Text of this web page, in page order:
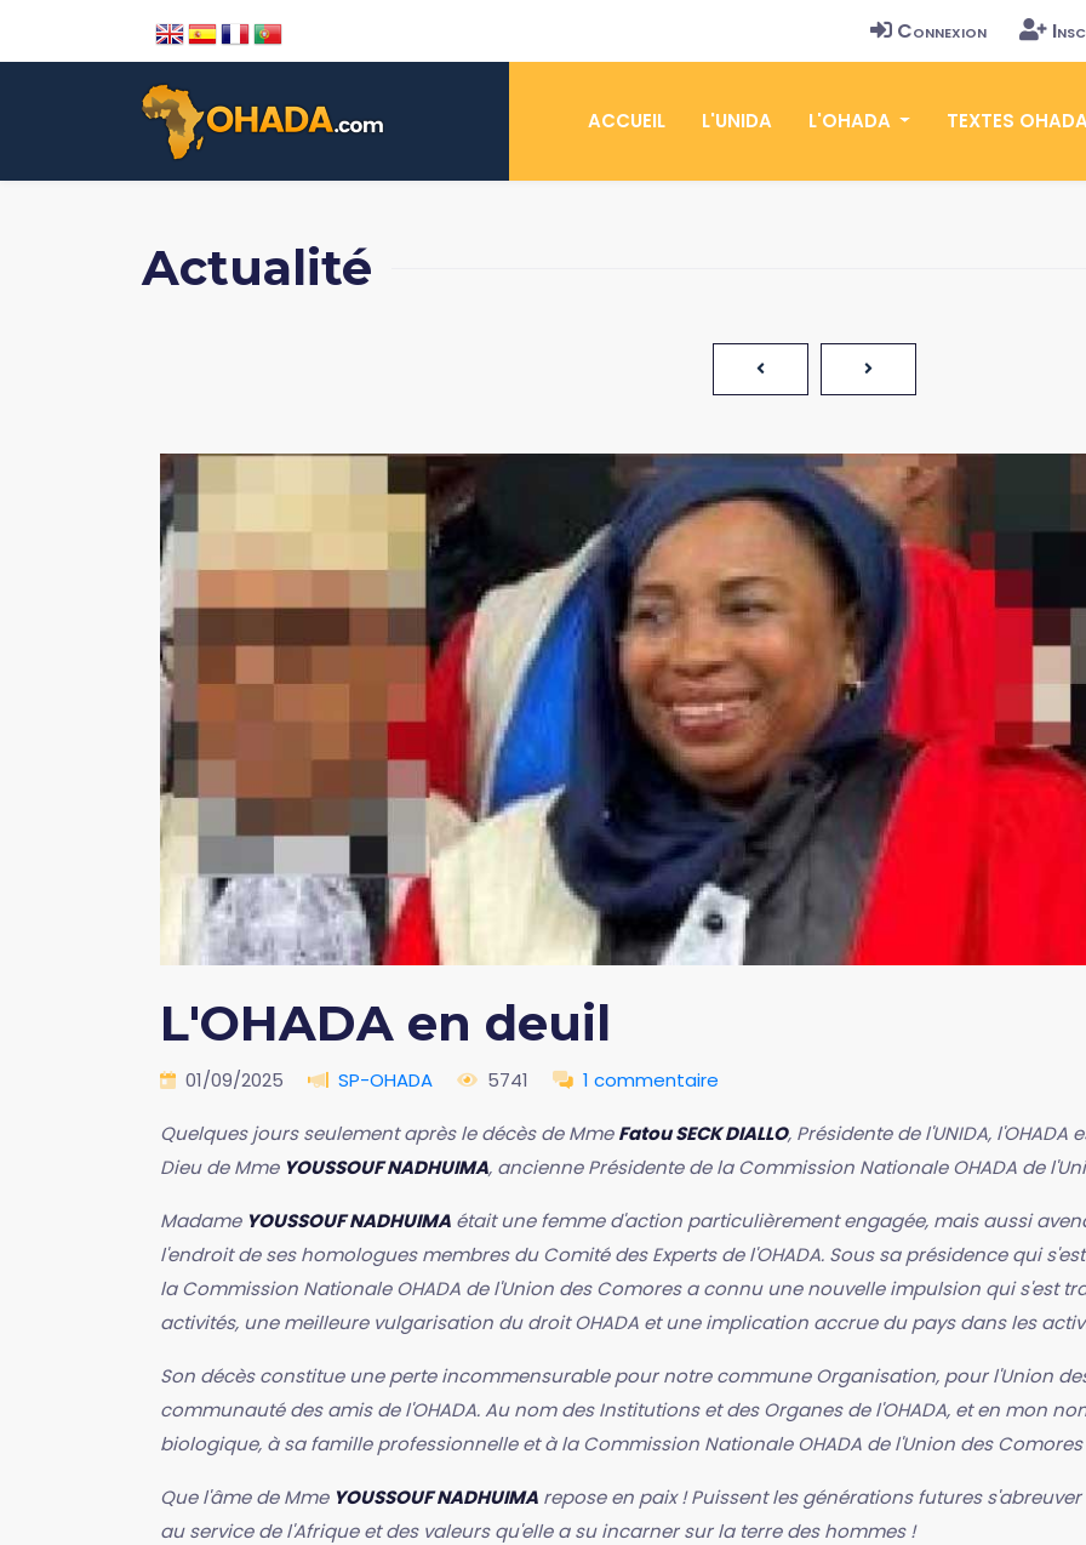
Connexion
ACCUEIL L'UNIDA L'OHADA TEXTES
Actualité
L'OHADA en deuil
01/09/2025 SP-OHADA 5741 1 commentaire
Quelques jours seulement après le décès de MmeFatou SECK DIALLO, Présidente de l'UNIDA,
Dieu de Mme YOUSSOUF NADHUIMA, ancienne Présidente de la Commission Nationale OHADA de
Madame YOUSSOUF NADHUIMA était une femme d'action particulièrement engagée, mais aussi
l'endroit de ses homologues membres du Comité des Experts de l'OHADA. Sous sa présidence qui
la Commission Nationale OHADA de l'Union des Comores a connu une nouvelle impulsion qui s'est
activités, une meilleure vulgarisation du droit OHADA et une implication accrue du pays dans les
Son décès constitue une perte incommensurable pour notre commune Organisation, pour l'Union
communauté des amis de l'OHADA. Au nom des Institutions et des Organes de l'OHADA, et en mon
biologique, à sa famille professionnelle et à la Commission Nationale OHADA de l'Union des
Que l'âme de Mme YOUSSOUF NADHUIMA repose en paix ! Puissent les générations futures
au service de l'Afrique et des valeurs qu'elle a su incarner sur la terre des hommes !